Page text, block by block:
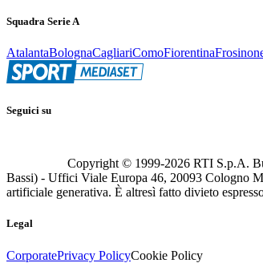
Squadra Serie A
AtalantaBolognaCagliariComoFiorentina
Seguici su
Copyright © 1999-2026 RTI S.p.A.
Bassi) - Uffici Viale Europa 46, 20093 Cologno
artificiale generativa. È altresì fatto divieto
Legal
CorporatePrivacy PolicyCookie Policy